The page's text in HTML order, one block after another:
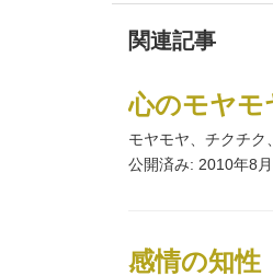
関連記事
心のモヤモ
モヤモヤ、チクチ
公開済み: 2010年8
感情の知性